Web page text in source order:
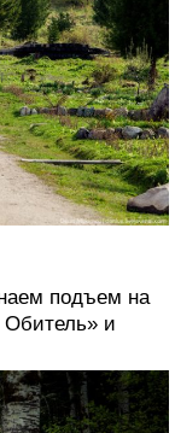
подъем на
Обитель» и